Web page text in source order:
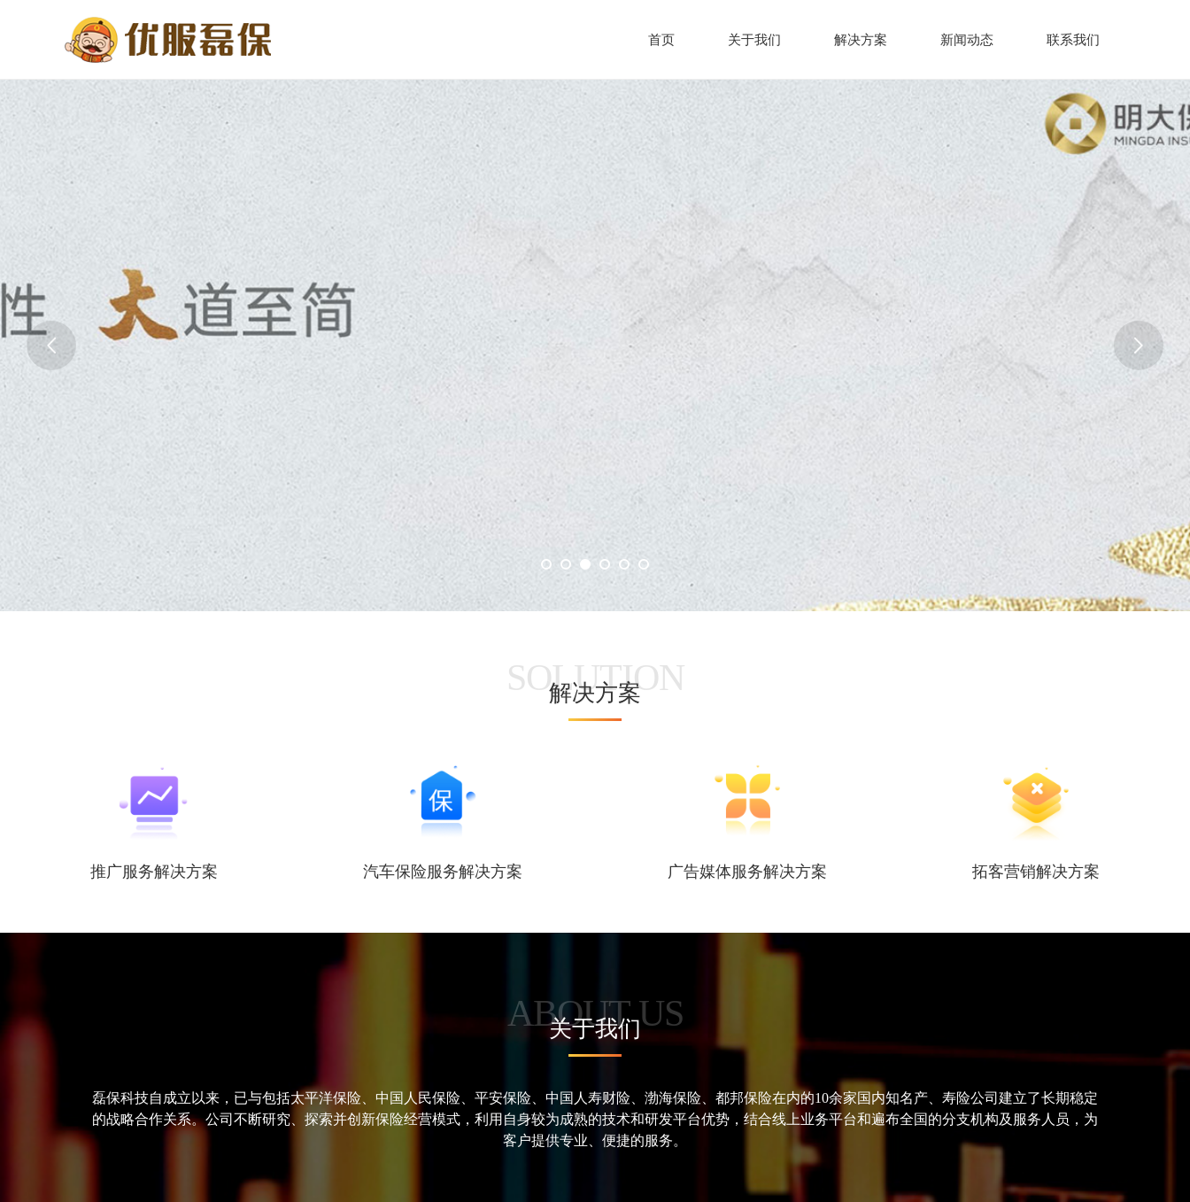
首页 关于我们 解决方案 新闻动态 联系我们
SOLUTION
解决方案
推广服务解决方案 汽车保险服务解决方案 广告媒体服务解决方案 拓客营销解决方案
ABOUT US
关于我们
磊保科技自成立以来，已与包括太平洋保险、中国人民保险、平安保险、中国人寿财险、渤海保险、都邦保险在内的10余家国内知名产、寿险公司建立了长期稳定
的战略合作关系。公司不断研究、探索并创新保险经营模式，利用自身较为成熟的技术和研发平台优势，结合线上业务平台和遍布全国的分支机构及服务人员，为
客户提供专业、便捷的服务。